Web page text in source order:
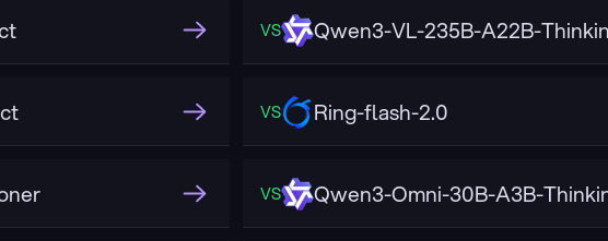
VS Qwen3-VL-235B-A22B-
VS Ring-flash-2.0
VS Qwen3-Omni-30B-A3B-